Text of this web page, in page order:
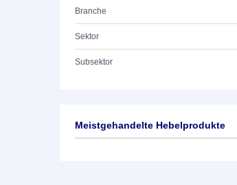
Branche
Sektor
Subsektor
Meistgehandelte Hebelprodukte